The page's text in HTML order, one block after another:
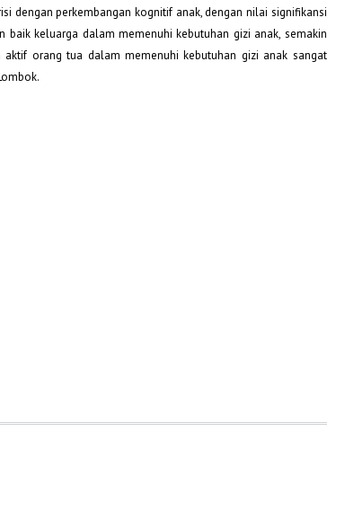
dengan perkembangan kognitif anak, dengan nilai signifikansi
baik keluarga dalam memenuhi kebutuhan gizi anak, semakin
aktif orang tua dalam memenuhi kebutuhan gizi anak sangat